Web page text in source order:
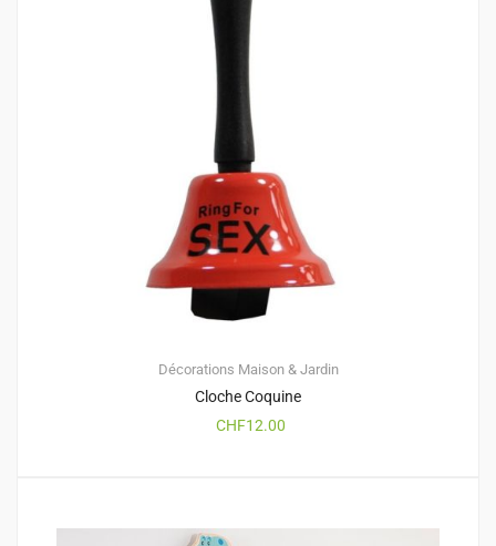
Décorations Maison & Jardin
Cloche Coquine
CHF12.00